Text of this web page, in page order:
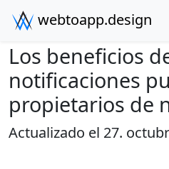
webtoapp.design
Los beneficios
notificaciones
propietarios de
Actualizado el 27.